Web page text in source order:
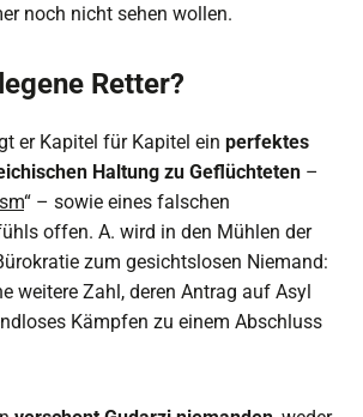
noch nicht sehen wollen.
Retter?
er Kapitel für Kapitel ein perfektes
Haltung zu Geflüchteten –
“ – sowie eines falschen
offen. A. wird in den Mühlen der
zum gesichtslosen Niemand:
weitere Zahl, deren Antrag auf Asyl
Kämpfen zu einem Abschluss